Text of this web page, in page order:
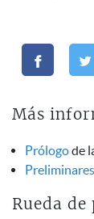
Más
Prólogode
Preliminares
Rueda de